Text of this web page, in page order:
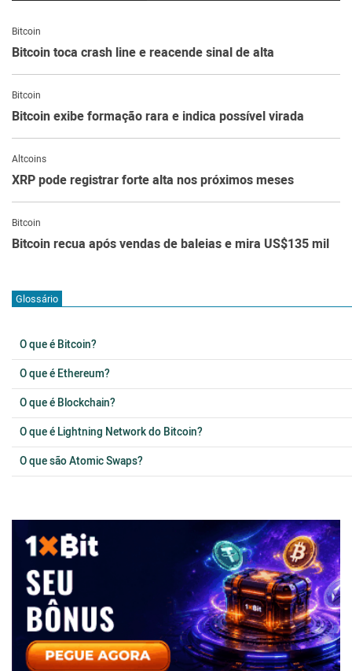
Bitcoin
Bitcoin toca crash line e reacende sinal de alta
Bitcoin
Bitcoin exibe formação rara e indica possível virada
Altcoins
XRP pode registrar forte alta nos próximos meses
Bitcoin
Bitcoin recua após vendas de baleias e mira US$135 mil
Glossário
O que é Bitcoin?
O que é Ethereum?
O que é Blockchain?
O que é Lightning Network do Bitcoin?
O que são Atomic Swaps?